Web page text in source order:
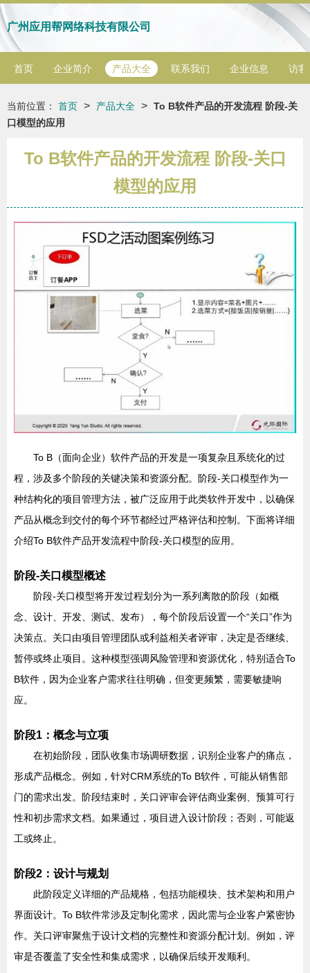
广州应用帮网络科技有限公司
首页 企业简介 产品大全 联系我们 企业信息 访客
当前位置： 首页 > 产品大全 > To B软件产品的开发流程 阶段-关
口模型的应用
To B软件产品的开发流程 阶段-关口
模型的应用
To B（面向企业）软件产品的开发是一项复杂且系统化的过
程，涉及多个阶段的关键决策和资源分配。阶段-关口模型作为一
种结构化的项目管理方法，被广泛应用于此类软件开发中，以确保
产品从概念到交付的每个环节都经过严格评估和控制。下面将详细
介绍To B软件产品开发流程中阶段-关口模型的应用。
阶段-关口模型概述
阶段-关口模型将开发过程划分为一系列离散的阶段（如概
念、设计、开发、测试、发布），每个阶段后设置一个“关口”作为
决策点。关口由项目管理团队或利益相关者评审，决定是否继续、
暂停或终止项目。这种模型强调风险管理和资源优化，特别适合To
B软件，因为企业客户需求往往明确，但变更频繁，需要敏捷响
应。
阶段1：概念与立项
在初始阶段，团队收集市场调研数据，识别企业客户的痛点，
形成产品概念。例如，针对CRM系统的To B软件，可能从销售部
门的需求出发。阶段结束时，关口评审会评估商业案例、预算可行
性和初步需求文档。如果通过，项目进入设计阶段；否则，可能返
工或终止。
阶段2：设计与规划
此阶段定义详细的产品规格，包括功能模块、技术架构和用户
界面设计。To B软件常涉及定制化需求，因此需与企业客户紧密协
作。关口评审聚焦于设计文档的完整性和资源分配计划。例如，评
审是否覆盖了安全性和集成需求，以确保后续开发顺利。